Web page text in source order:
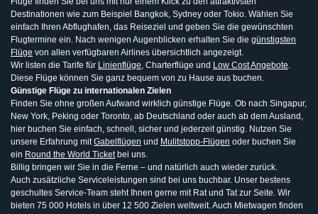
Destinationen wie zum Beispiel Bangkok, Sydney oder Tokio. Wählen Sie
einfach Ihren Abflughafen, das Reiseziel und geben Sie die gewünschten
Flugtermine ein. Nach wenigen Augenblicken erhalten Sie die günstigsten
Flüge von allen verfügbaren Airlines übersichtlich angezeigt.
Wir listen die Tarife für Linienflüge, Charterflüge und Low Cost Angebote.
Diese Flüge können Sie ganz bequem von zu Hause aus buchen.
Günstige Flüge zu internationalen Zielen
Finden Sie ohne großen Aufwand wirklich günstige Flüge. Ob nach Singapur,
New York, Peking oder Toronto, ab Deutschland oder auch ab dem Ausland,
hier buchen Sie einfach, schnell, sicher und jederzeit günstig. Nutzen Sie
unsere Erfahrung mitGabelflügen und Mulitstopp-Flügen oder buchen Sie
ein Round the World Ticketbei uns.
Billig bringen wir Sie in die Ferne – und natürlich auch wieder zurück.
Auch zusätzliche Serviceleistungen sind bei uns buchbar. Unser bestens
geschultes Service-Team steht Ihnen gerne mit Rat und Tat zur Seite. Wir
bieten 75 000 Hotels in über 12 500 Zielen weltweit. Auch Mietwagen finden